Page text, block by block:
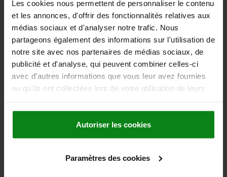
Les cookies nous permettent de personnaliser le contenu
et les annonces, d'offrir des fonctionnalités relatives aux
médias sociaux et d'analyser notre trafic. Nous
partageons également des informations sur l'utilisation de
notre site avec nos partenaires de médias sociaux, de
publicité et d'analyse, qui peuvent combiner celles-ci
avec d'autres informations que vous leur avez fournies
ou qu'ils ont collectées lors de votre utilisation de leurs
Autoriser les cookies
Paramètres des cookies
SURFACE UTILE DU PISTON (CM²)=6,15
Référence:04624-20-251304
400,39 €
hors TVA
DÉTAILS
04624-20 A